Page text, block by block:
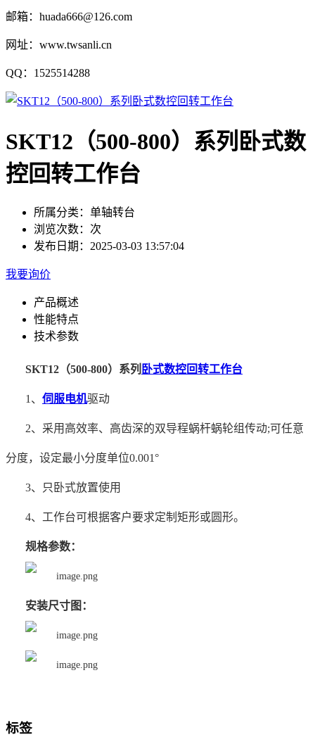
邮箱：huada666@126.com
网址：www.twsanli.cn
QQ：1525514288
SKT12（500-800）系列卧式数
控回转工作台
所属分类： 单轴转台
浏览次数： 次
发布日期： 2025-03-03 13:57:04
我要询价
产品概述
性能特点
技术参数
SKT12（500-800）系列 卧式数控回转工作台
1、 伺服电机驱动
2、采用高效率、高齿深的双导程蜗杆蜗轮组传动;可任意
分度，设定最小分度单位0.001°
3、只卧式放置使用
4、工作台可根据客户要求定制矩形或圆形。
规格参数：
安装尺寸图：
标签